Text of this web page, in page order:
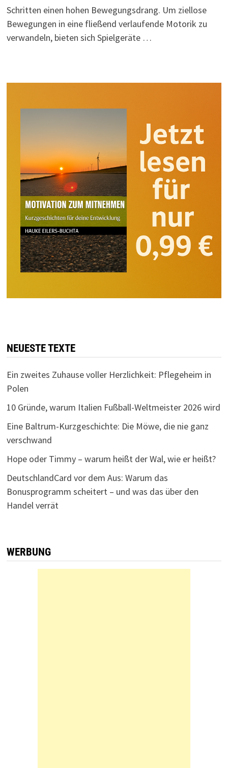
Schritten einen hohen Bewegungsdrang. Um ziellose
Bewegungen in eine fließend verlaufende Motorik zu
verwandeln, bieten sich Spielgeräte …
NEUESTE TEXTE
Ein zweites Zuhause voller Herzlichkeit: Pflegeheim in
Polen
10 Gründe, warum Italien Fußball-Weltmeister 2026 wird
Eine Baltrum-Kurzgeschichte: Die Möwe, die nie ganz
verschwand
Hope oder Timmy – warum heißt der Wal, wie er heißt?
DeutschlandCard vor dem Aus: Warum das
Bonusprogramm scheitert – und was das über den
Handel verrät
WERBUNG